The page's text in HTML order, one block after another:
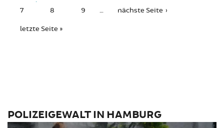
7 8 9 … nächste Seite ›
letzte Seite »
POLIZEIGEWALT IN HAMBURG